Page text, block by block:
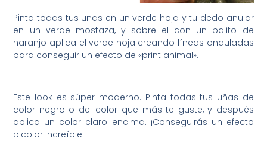
Pinta todas tus uñas en un verde hoja y tu dedo anular
en un verde mostaza, y sobre el con un palito de
naranjo aplica el verde hoja creando líneas onduladas
para conseguir un efecto de «print animal».
Este look es súper moderno. Pinta todas tus uñas de
color negro o del color que más te guste, y después
aplica un color claro encima. ¡Conseguirás un efecto
bicolor increíble!